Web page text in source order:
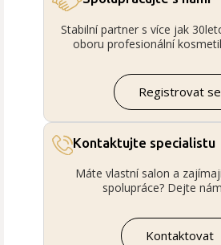
Stabilní partner s více jak
oboru profesionální
Registrovat se
Kontaktujte specialistu
Máte vlastní salon a
spolupráce? Dejte
Kontaktovat